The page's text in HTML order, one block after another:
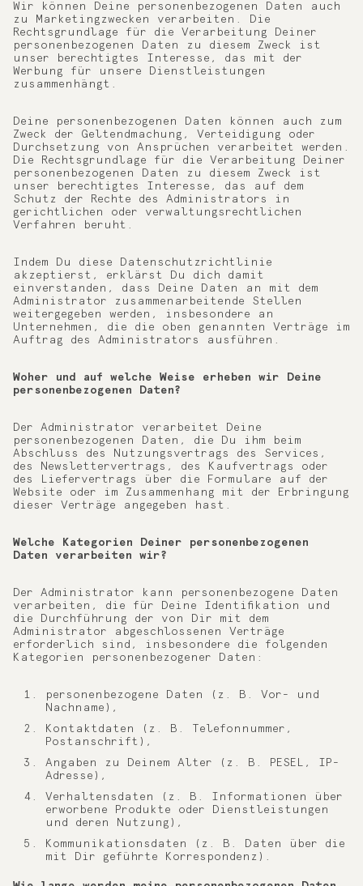
Wir können Deine personenbezogenen Daten auch
zu Marketingzwecken verarbeiten. Die
Rechtsgrundlage für die Verarbeitung Deiner
personenbezogenen Daten zu diesem Zweck ist
unser berechtigtes Interesse, das mit der
Werbung für unsere Dienstleistungen
zusammenhängt.
Deine personenbezogenen Daten können auch zum
Zweck der Geltendmachung, Verteidigung oder
Durchsetzung von Ansprüchen verarbeitet werden.
Die Rechtsgrundlage für die Verarbeitung Deiner
personenbezogenen Daten zu diesem Zweck ist
unser berechtigtes Interesse, das auf dem
Schutz der Rechte des Administrators in
gerichtlichen oder verwaltungsrechtlichen
Verfahren beruht.
Indem Du diese Datenschutzrichtlinie
akzeptierst, erklärst Du dich damit
einverstanden, dass Deine Daten an mit dem
Administrator zusammenarbeitende Stellen
weitergegeben werden, insbesondere an
Unternehmen, die die oben genannten Verträge im
Auftrag des Administrators ausführen.
Woher und auf welche Weise erheben wir Deine
personenbezogenen Daten?
Der Administrator verarbeitet Deine
personenbezogenen Daten, die Du ihm beim
Abschluss des Nutzungsvertrags des Services,
des Newslettervertrags, des Kaufvertrags oder
des Liefervertrags über die Formulare auf der
Website oder im Zusammenhang mit der Erbringung
dieser Verträge angegeben hast.
Welche Kategorien Deiner personenbezogenen
Daten verarbeiten wir?
Der Administrator kann personenbezogene Daten
verarbeiten, die für Deine Identifikation und
die Durchführung der von Dir mit dem
Administrator abgeschlossenen Verträge
erforderlich sind, insbesondere die folgenden
Kategorien personenbezogener Daten:
personenbezogene Daten (z. B. Vor- und
Nachname),
Kontaktdaten (z. B. Telefonnummer,
Postanschrift),
Angaben zu Deinem Alter (z. B. PESEL, IP-
Adresse),
Verhaltensdaten (z. B. Informationen über
erworbene Produkte oder Dienstleistungen
und deren Nutzung),
Kommunikationsdaten (z. B. Daten über die
mit Dir geführte Korrespondenz).